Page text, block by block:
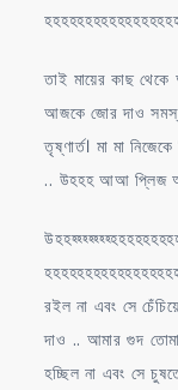
তাই মায়ের কাছ
আজকে জোর দাও
তৃষ্ণার্ত। মা মা
.. উহহহ আআ প্লিজ
রইল না এবং সে
দাও .. আমার গুদ
হচ্ছিল না এবং সে